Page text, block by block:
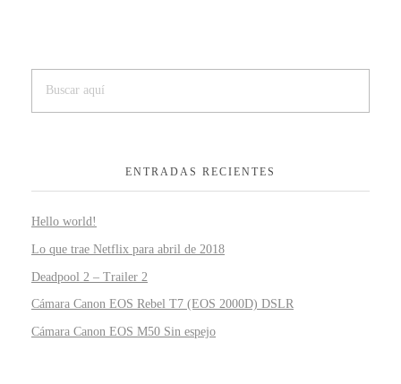
ENTRADAS RECIENTES
Hello world!
Lo que trae Netflix para abril de 2018
Deadpool 2 – Trailer 2
Cámara Canon EOS Rebel T7 (EOS 2000D) DSLR
Cámara Canon EOS M50 Sin espejo